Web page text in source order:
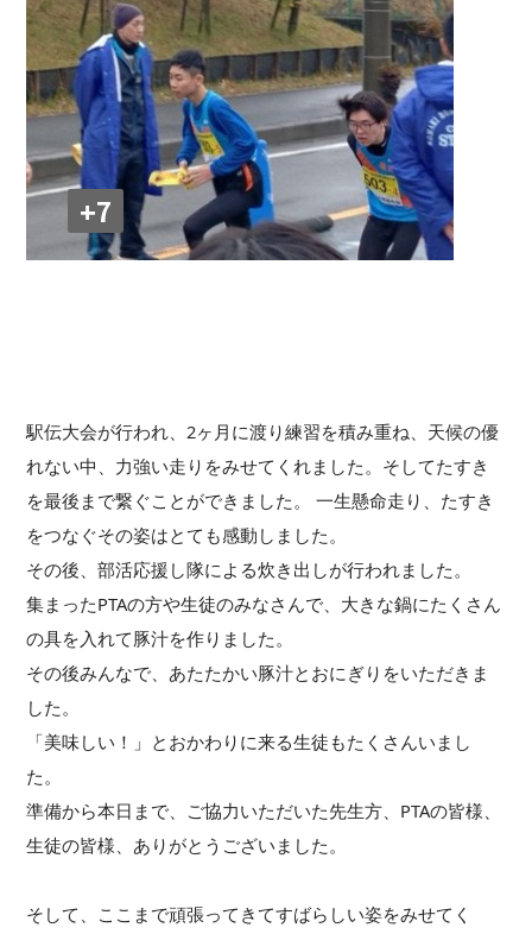
+7
駅伝大会が行われ、2ヶ月に渡り練習を積み重ね、天候の優
れない中、力強い走りをみせてくれました。そしてたすき
を最後まで繋ぐことができました。 一生懸命走り、たすき
をつなぐその姿はとても感動しました。
その後、部活応援し隊による炊き出しが行われました。
集まったPTAの方や生徒のみなさんで、大きな鍋にたくさん
の具を入れて豚汁を作りました。
その後みんなで、あたたかい豚汁とおにぎりをいただきま
した。
「美味しい！」とおかわりに来る生徒もたくさんいまし
た。
準備から本日まで、ご協力いただいた先生方、PTAの皆様、
生徒の皆様、ありがとうございました。
そして、ここまで頑張ってきてすばらしい姿をみせてく